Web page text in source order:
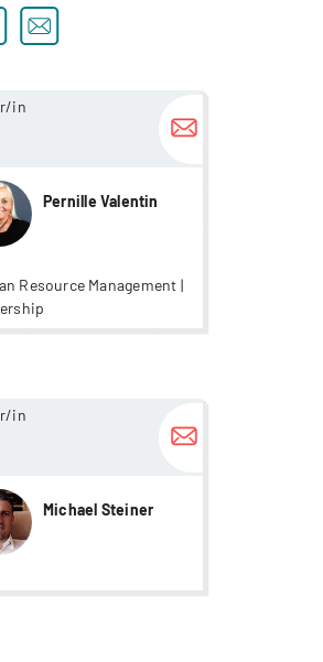
in
Pernille Valentin
Resource Management |
more...
in
Michael Steiner
more...